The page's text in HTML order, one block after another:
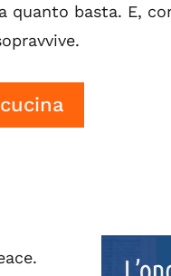
quanto basta. E,